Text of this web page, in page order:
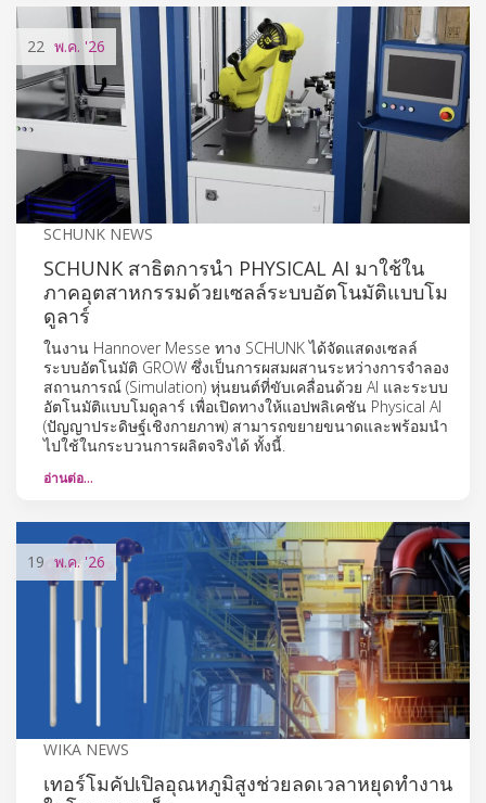
22 พ.ค. '26
SCHUNK NEWS
SCHUNK สาธิตการนำ PHYSICAL AI มาใช้ใน
ภาคอุตสาหกรรมด้วยเซลล์ระบบอัตโนมัติแบบโม
ดูลาร์
ในงาน Hannover Messe ทาง SCHUNK ได้จัดแสดงเซลล์
ระบบอัตโนมัติ GROW ซึ่งเป็นการผสมผสานระหว่างการจำลอง
สถานการณ์ (Simulation) หุ่นยนต์ที่ขับเคลื่อนด้วย AI และระบบ
อัตโนมัติแบบโมดูลาร์ เพื่อเปิดทางให้แอปพลิเคชัน Physical AI
(ปัญญาประดิษฐ์เชิงกายภาพ) สามารถขยายขนาดและพร้อมนำ
ไปใช้ในกระบวนการผลิตจริงได้ ทั้งนี้.
อ่านต่อ…
19 พ.ค. '26
WIKA NEWS
เทอร์โมคัปเปิลอุณหภูมิสูงช่วยลดเวลาหยุดทำงาน